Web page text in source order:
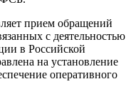
прием обращений
с деятельностью
в Российской
на установление
оперативного